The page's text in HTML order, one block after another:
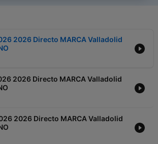
2026 Directo MARCA Valladolid
2026 Directo MARCA Valladolid
2026 Directo MARCA Valladolid